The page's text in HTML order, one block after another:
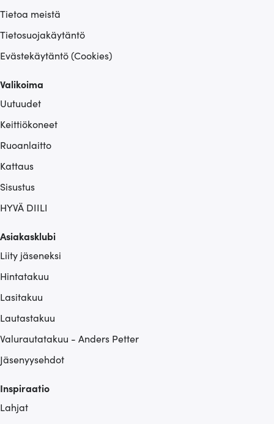
Tietoa meistä
Tietosuojakäytäntö
Evästekäytäntö (Cookies)
Valikoima
Uutuudet
Keittiökoneet
Ruoanlaitto
Kattaus
Sisustus
HYVÄ DIILI
Asiakasklubi
Liity jäseneksi
Hintatakuu
Lasitakuu
Lautastakuu
Valurautatakuu - Anders Petter
Jäsenyysehdot
Inspiraatio
Lahjat